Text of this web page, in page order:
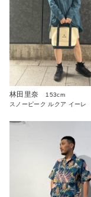
林田里奈
153cm
スノーピーク ルクア イーレ